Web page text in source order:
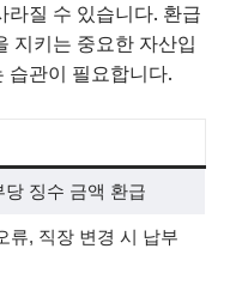
라질 수 있습니다. 환급
지키는 중요한 자산입
습관이 필요합니다.
징수 금액 환급
류, 직장 변경 시 납부